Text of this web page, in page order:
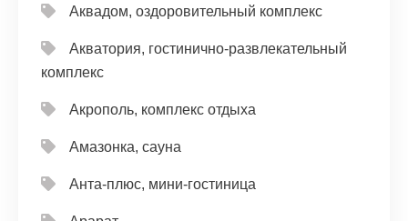
Аквадом, оздоровительный комплекс
Акватория, гостинично-развлекательный
комплекс
Акрополь, комплекс отдыха
Амазонка, сауна
Анта-плюс, мини-гостиница